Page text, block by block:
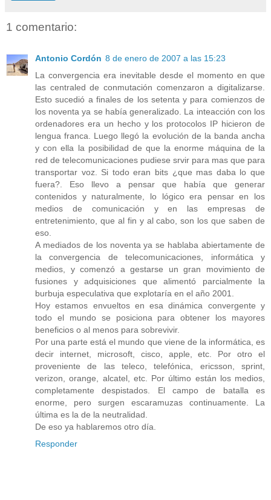
1 comentario:
Antonio Cordón 8 de enero de 2007 a las 15:23
La convergencia era inevitable desde el momento en que
las centraled de conmutación comenzaron a digitalizarse.
Esto sucedió a finales de los setenta y para comienzos de
los noventa ya se había generalizado. La inteacción con los
ordenadores era un hecho y los protocolos IP hicieron de
lengua franca. Luego llegó la evolución de la banda ancha
y con ella la posibilidad de que la enorme máquina de la
red de telecomunicaciones pudiese srvir para mas que para
transportar voz. Si todo eran bits ¿que mas daba lo que
fuera?. Eso llevo a pensar que había que generar
contenidos y naturalmente, lo lógico era pensar en los
medios de comunicación y en las empresas de
entretenimiento, que al fin y al cabo, son los que saben de
eso.
A mediados de los noventa ya se hablaba abiertamente de
la convergencia de telecomunicaciones, informática y
medios, y comenzó a gestarse un gran movimiento de
fusiones y adquisiciones que alimentó parcialmente la
burbuja especulativa que explotaría en el año 2001.
Hoy estamos envueltos en esa dinámica convergente y
todo el mundo se posiciona para obtener los mayores
beneficios o al menos para sobrevivir.
Por una parte está el mundo que viene de la informática, es
decir internet, microsoft, cisco, apple, etc. Por otro el
proveniente de las teleco, telefónica, ericsson, sprint,
verizon, orange, alcatel, etc. Por último están los medios,
completamente despistados. El campo de batalla es
enorme, pero surgen escaramuzas continuamente. La
última es la de la neutralidad.
De eso ya hablaremos otro día.
Responder